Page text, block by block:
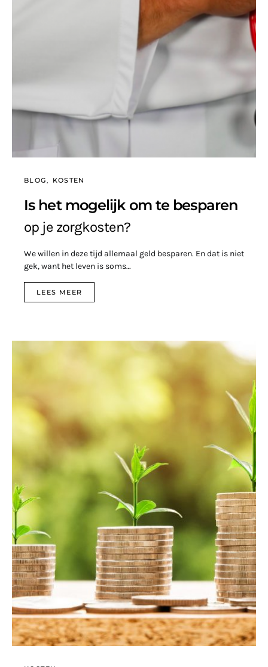
BLOG KOSTEN
Is het mogelijk om te besparen
op je zorgkosten?
We willen in deze tijd allemaal geld besparen. En dat is niet
gek, want het leven is soms…
LEES MEER